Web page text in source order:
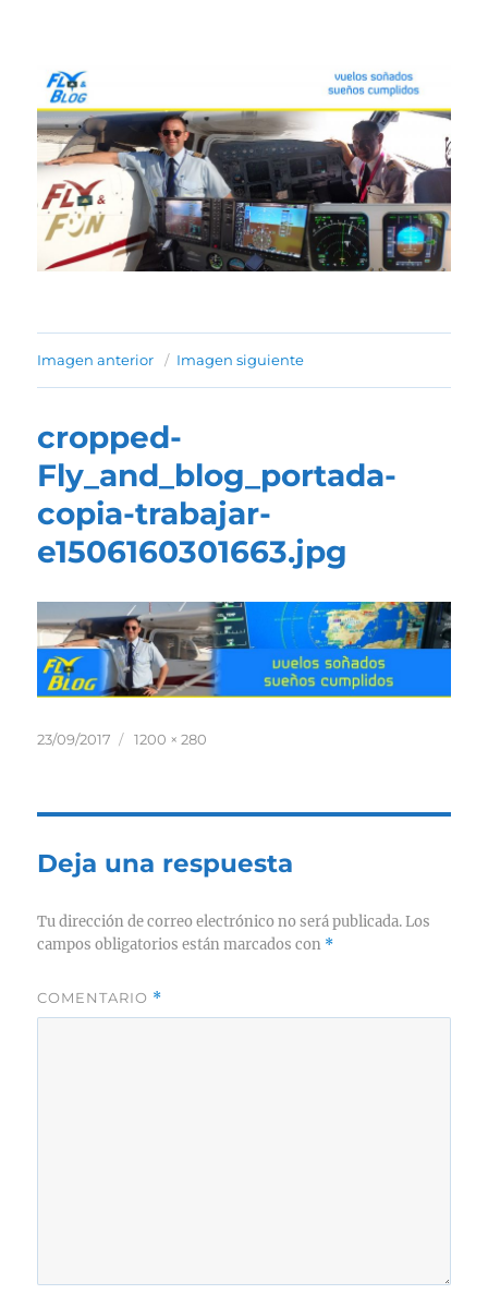
Imagen anterior Imagen siguiente
cropped-
Fly_and_blog_portada-
copia-trabajar-
e1506160301663.jpg
Publicado
23/09/2017
Tamaño
1200 × 280
Deja una respuesta
Tu dirección de correo electrónico no será publicada. Los
campos obligatorios están marcados con *
COMENTARIO *